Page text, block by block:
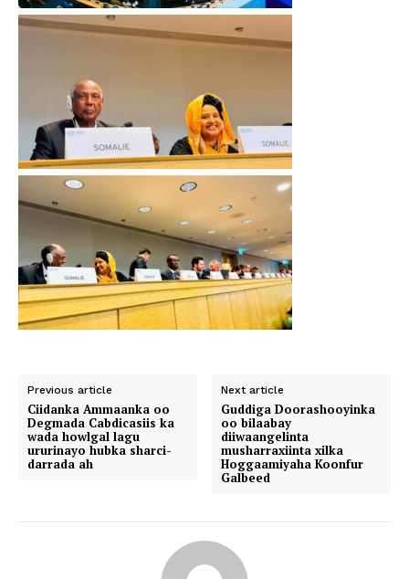
Previous article
Ciidanka Ammaanka oo
Degmada Cabdicasiis ka
wada howlgal lagu
ururinayo hubka sharci-
darrada ah
Next article
Guddiga Doorashooyinka
oo bilaabay
diiwaangelinta
musharraxiinta xilka
Hoggaamiyaha Koonfur
Galbeed